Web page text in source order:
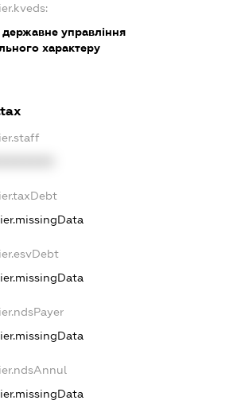
державне управління
характеру